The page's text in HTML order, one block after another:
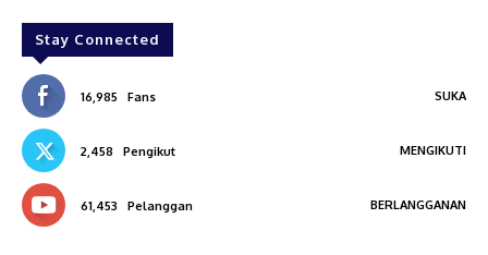
Stay Connected
16,985 Fans SUKA
2,458 Pengikut MENGIKUTI
61,453 Pelanggan BERLANGGANAN